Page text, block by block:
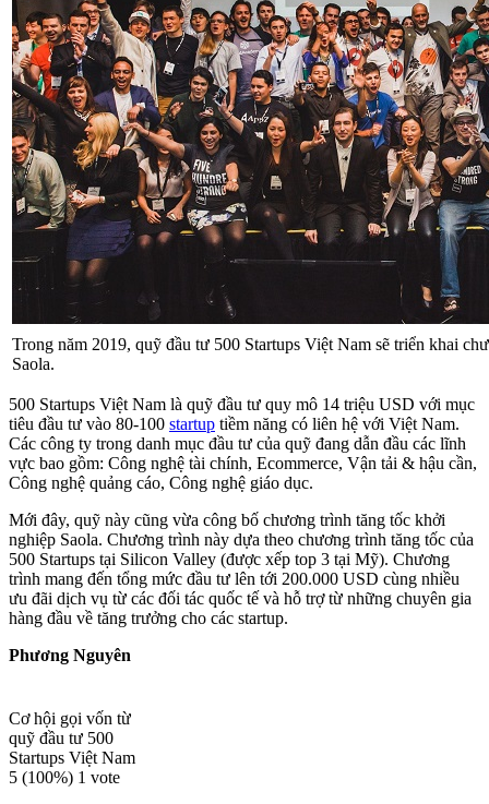
Trong năm 2019, quỹ đầu tư 500 Startups Việt Nam sẽ triển khai
Saola.
500 Startups Việt Nam là quỹ đầu tư quy mô 14 triệu USD với mục
tiêu đầu tư vào 80-100 startup tiềm năng có liên hệ với Việt Nam.
Các công ty trong danh mục đầu tư của quỹ đang dẫn đầu các lĩnh
vực bao gồm: Công nghệ tài chính, Ecommerce, Vận tải & hậu cần,
Công nghệ quảng cáo, Công nghệ giáo dục.
Mới đây, quỹ này cũng vừa công bố chương trình tăng tốc khởi
nghiệp Saola. Chương trình này dựa theo chương trình tăng tốc của
500 Startups tại Silicon Valley (được xếp top 3 tại Mỹ). Chương
trình mang đến tổng mức đầu tư lên tới 200.000 USD cùng nhiều
ưu đãi dịch vụ từ các đối tác quốc tế và hỗ trợ từ những chuyên gia
hàng đầu về tăng trưởng cho các startup.
Phương Nguyên
Cơ hội gọi vốn từ
quỹ đầu tư 500
Startups Việt Nam
5 (100%) 1 vote